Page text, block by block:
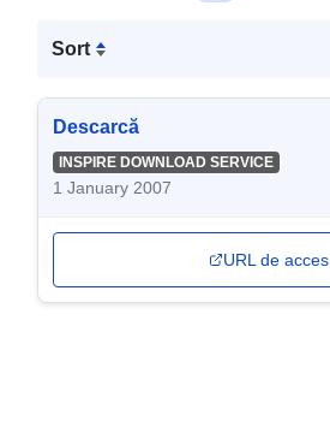
Sort
Descarcă
INSPIRE DOWNLOAD SERVICE
1 January 2007
URL de acces